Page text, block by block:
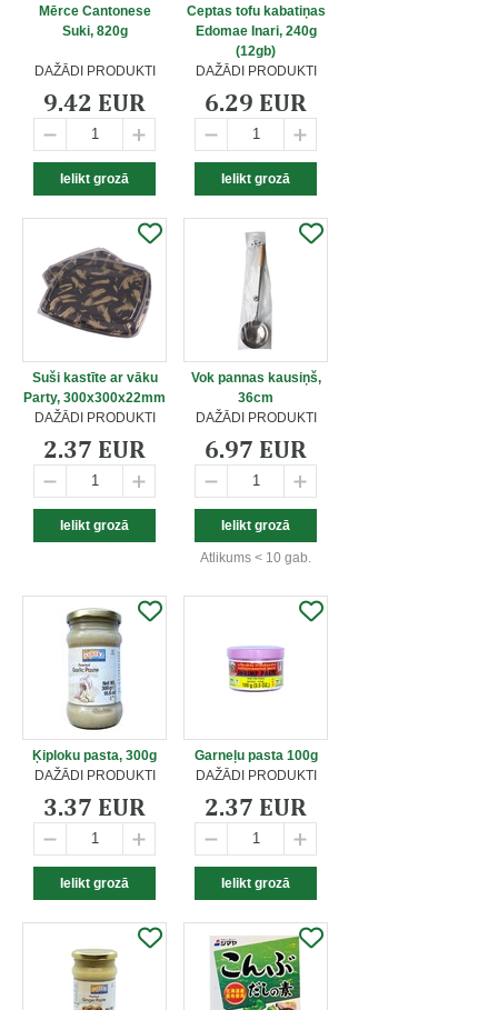
Mērce Cantonese
Suki, 820g
DAŽĀDI PRODUKTI
9.42 EUR
Ceptas tofu kabatiņas
Edomae Inari, 240g
(12gb)
DAŽĀDI PRODUKTI
6.29 EUR
Suši kastīte ar vāku
Party, 300x300x22mm
DAŽĀDI PRODUKTI
2.37 EUR
Vok pannas kausiņš,
36cm
DAŽĀDI PRODUKTI
6.97 EUR
Atlikums < 10 gab.
Ķiploku pasta, 300g
DAŽĀDI PRODUKTI
3.37 EUR
Garneļu pasta 100g
DAŽĀDI PRODUKTI
2.37 EUR